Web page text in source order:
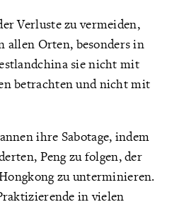
Verluste zu vermeiden,
allen Orten, besonders in
sie nicht mit
betrachten und nicht mit
ihre Sabotage, indem
Peng zu folgen, der
zu unterminieren.
in vielen